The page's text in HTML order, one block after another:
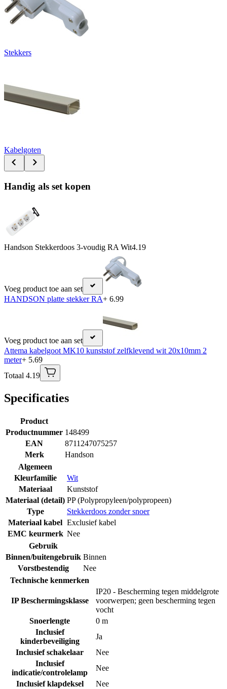
Stekkers
Kabelgoten
Handig als set kopen
Handson Stekkerdoos 3-voudig RA Wit4.19
Voeg product toe aan set
HANDSON platte stekker RA+ 6.99
Voeg product toe aan set
Attema kabelgoot MK10 kunststof zelfklevend wit 20x10mm 2
meter+ 5.69
Totaal 4.19
Specificaties
Product
Productnummer 148499
EAN
8711247075257
Merk
Handson
Algemeen
Kleurfamilie
Wit
Materiaal
Kunststof
Materiaal (detail) PP (Polypropyleen/polypropeen)
Type
Stekkerdoos zonder snoer
Materiaal kabel Exclusief kabel
EMC keurmerk Nee
Gebruik
Binnen/buitengebruik Binnen
Vorstbestendig
Nee
Technische kenmerken
IP Beschermingsklasse
IP20 - Bescherming tegen middelgrote
voorwerpen; geen bescherming tegen
vocht
Snoerlengte
0 m
Inclusief
kinderbeveiliging
Ja
Inclusief schakelaar
Nee
Inclusief
indicatie/controlelamp
Nee
Inclusief klapdeksel
Nee